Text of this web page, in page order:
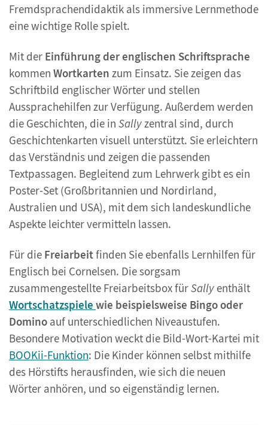
Fremdsprachendidaktik als immersive Lernmethode
eine wichtige Rolle spielt.
Mit der Einführung der englischen Schriftsprache
kommen Wortkarten zum Einsatz. Sie zeigen das
Schriftbild englischer Wörter und stellen
Aussprachehilfen zur Verfügung. Außerdem werden
die Geschichten, die in Sallyzentral sind, durch
Geschichtenkarten visuell unterstützt. Sie erleichtern
das Verständnis und zeigen die passenden
Textpassagen. Begleitend zum Lehrwerk gibt es ein
Poster-Set (Großbritannien und Nordirland,
Australien und USA), mit dem sich landeskundliche
Aspekte leichter vermitteln lassen.
Für die Freiarbeitfinden Sie ebenfalls Lernhilfen für
Englisch bei Cornelsen. Die sorgsam
zusammengestellte Freiarbeitsbox fürSally enthält
Wortschatzspiele wie beispielsweise Bingo oder
Domino auf unterschiedlichen Niveaustufen.
Besondere Motivation weckt die Bild-Wort-Kartei mit
BOOKii-Funktion: Die Kinder können selbst mithilfe
des Hörstifts herausfinden, wie sich die neuen
Wörter anhören, und so eigenständig lernen.